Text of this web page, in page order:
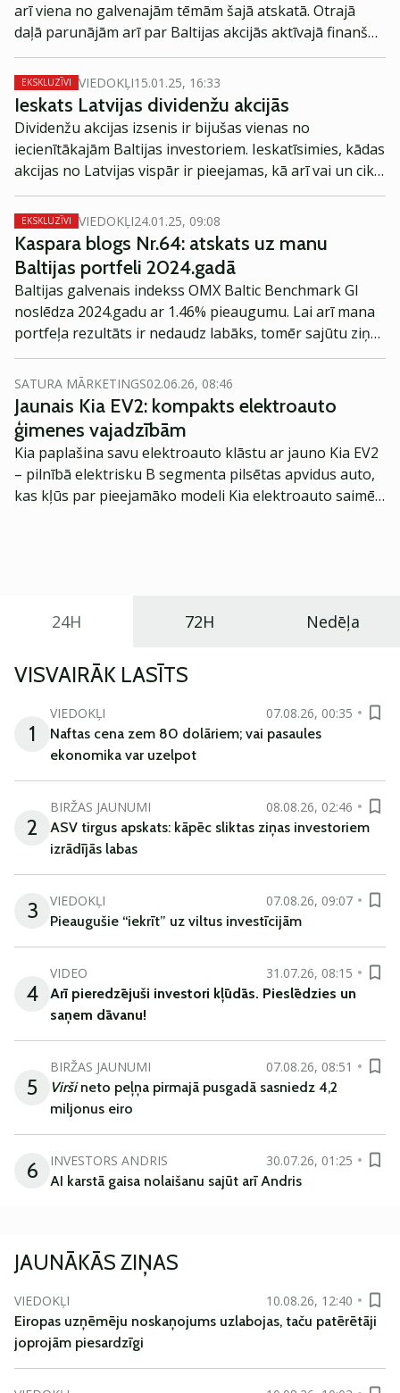
arī viena no galvenajām tēmām šajā atskatā. Otrajā
daļā parunājām arī par Baltijas akcijās aktīvajā finanšu
ziņojumu sezonā.
EKSKLUZĪVI VIEDOKĻI15.01.25, 16:33
Ieskats Latvijas dividenžu akcijās
Dividenžu akcijas izsenis ir bijušas vienas no
iecienītākajām Baltijas investoriem. Ieskatīsimies, kādas
akcijas no Latvijas vispār ir pieejamas, kā arī vai un cik
tās maksā dividendēs.
EKSKLUZĪVI VIEDOKĻI24.01.25, 09:08
Kaspara blogs Nr.64: atskats uz manu
Baltijas portfeli 2024.gadā
Baltijas galvenais indekss OMX Baltic Benchmark GI
noslēdza 2024.gadu ar 1.46% pieaugumu. Lai arī mana
portfeļa rezultāts ir nedaudz labāks, tomēr sajūtu ziņā
2024.gads nebija viegls. Šajā rakstā atskatīšos uz
2024.gadu no sava Baltijas portfeļa prizmas.
SATURA MĀRKETINGS02.06.26, 08:46
Jaunais Kia EV2: kompakts elektroauto
ģimenes vajadzībām
Kia paplašina savu elektroauto klāstu ar jauno Kia EV2
– pilnībā elektrisku B segmenta pilsētas apvidus auto,
kas kļūs par pieejamāko modeli Kia elektroauto saimē
24H 72H Nedēļa
VISVAIRĀK LASĪTS
1
VIEDOKĻI
07.08.26, 00:35
Naftas cena zem 80 dolāriem; vai pasaules
ekonomika var uzelpot
2
BIRŽAS JAUNUMI
08.08.26, 02:46
ASV tirgus apskats: kāpēc sliktas ziņas investoriem
izrādījās labas
3 VIEDOKĻI
07.08.26, 09:07
Pieaugušie “iekrīt” uz viltus investīcijām
4
VIDEO
31.07.26, 08:15
Arī pieredzējuši investori kļūdās. Pieslēdzies un
saņem dāvanu!
5
BIRŽAS JAUNUMI
07.08.26, 08:51
Viršineto peļņa pirmajā pusgadā sasniedz 4,2
miljonus eiro
6 INVESTORS ANDRIS
30.07.26, 01:25
AI karstā gaisa nolaišanu sajūt arī Andris
JAUNĀKĀS ZIŅAS
VIEDOKĻI
10.08.26, 12:40
Eiropas uzņēmēju noskaņojums uzlabojas, taču patērētāji
joprojām piesardzīgi